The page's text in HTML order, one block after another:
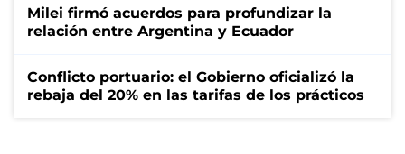
Milei firmó acuerdos para profundizar la
relación entre Argentina y Ecuador
Conflicto portuario: el Gobierno oficializó la
rebaja del 20% en las tarifas de los prácticos